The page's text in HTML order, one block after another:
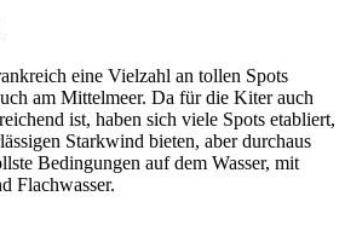
eine Vielzahl an tollen Spots
am Mittelmeer. Da für die Kiter auch
ist, haben sich viele Spots etabliert,
Starkwind bieten, aber durchaus
Bedingungen auf dem Wasser, mit
Flachwasser.